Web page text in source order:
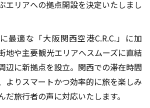
エリアへの拠点開設を決定いたしまし
最適な「大阪関西空港C.R.C.」に加
地や主要観光エリアへスムーズに直結
辺に新拠点を設立。関西での滞在時間
よりスマートかつ効率的に旅を楽しみ
だ旅行者の声に対応いたします。